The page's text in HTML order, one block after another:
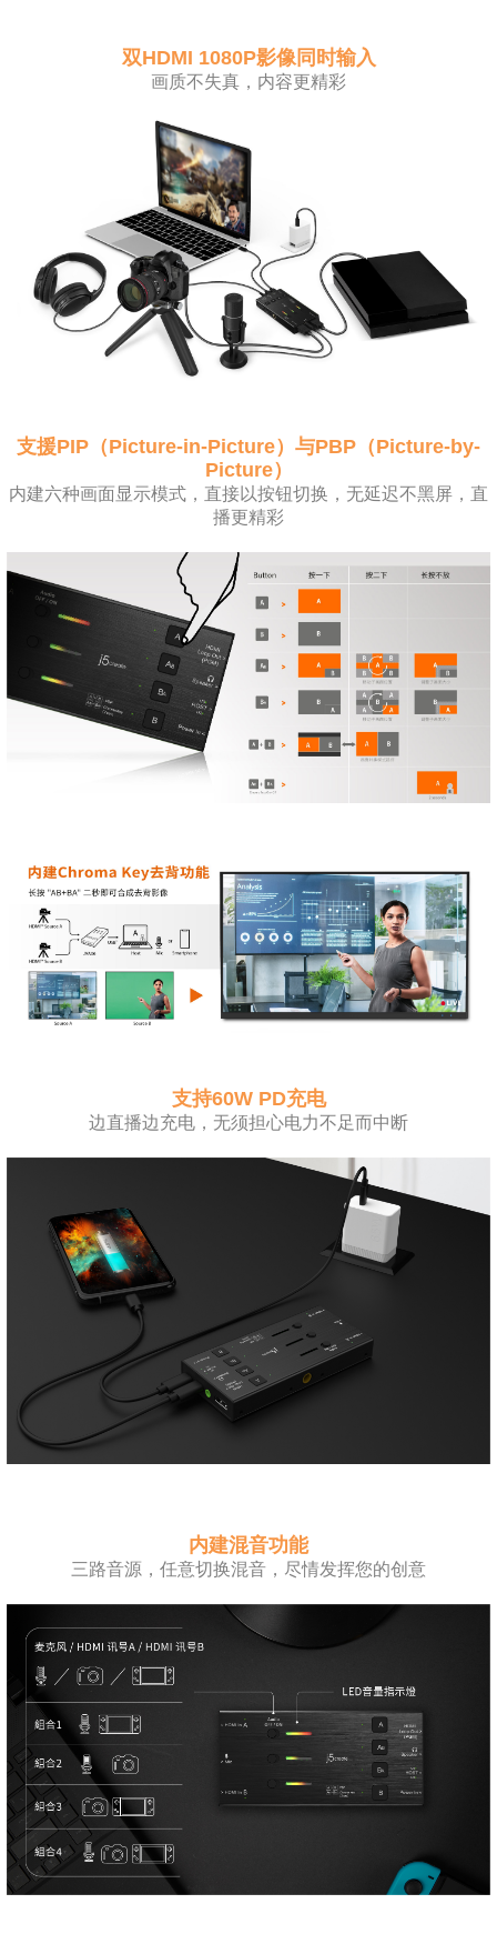
双HDMI 1080P影像同时输入
画质不失真，内容更精彩
支援PIP（Picture-in-Picture）与PBP（Picture-by-
Picture）
内建六种画面显示模式，直接以按钮切换，无延迟不黑屏，直
播更精彩
支持60W PD充电
边直播边充电，无须担心电力不足而中断
内建混音功能
三路音源，任意切换混音，尽情发挥您的创意